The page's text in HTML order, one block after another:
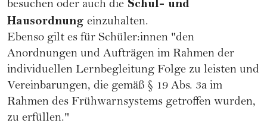
besuchen oder auch die Schul- und
Hausordnung einzuhalten.
Ebenso gilt es für Schüler:innen "den
Anordnungen und Aufträgen im Rahmen der
individuellen Lernbegleitung Folge zu leisten und
Vereinbarungen, die gemäß § 19 Abs. 3a im
Rahmen des Frühwarnsystems getroffen wurden,
zu erfüllen."